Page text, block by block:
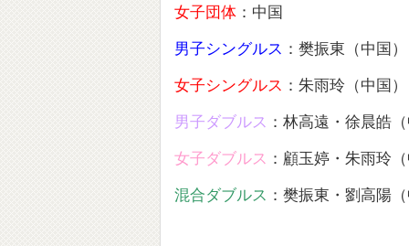
女子団体 ：中国
男子シングルス ：樊振東（中国）
女子シングルス ：朱雨玲（中国）
男子ダブルス ：林高遠・徐晨皓（
女子ダブルス ：顧玉婷・朱雨玲（
混合ダブルス ：樊振東・劉高陽（